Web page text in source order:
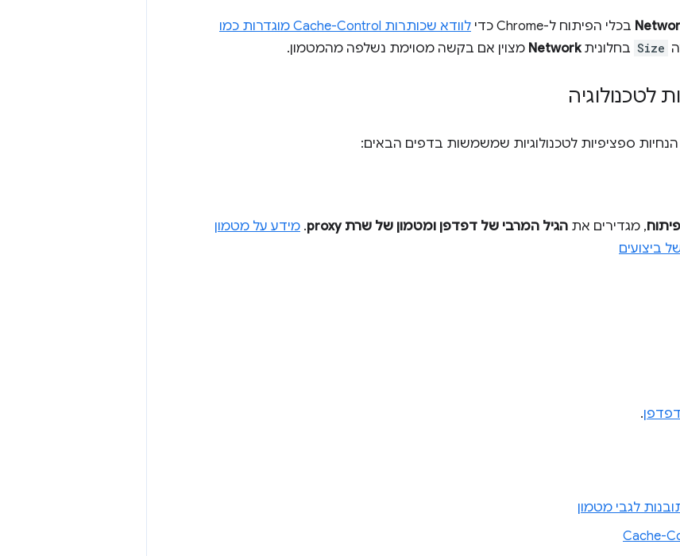
בכלי הפיתוח ל-Chrome כדי
לוודא שכותרות Cache-Control מוגדרות כמו
Size בחלוניתNetwork מצוין אם בקשה מסוימת נשלפה מהמטמון.
לטכנולוגיה
ספציפיות לטכנולוגיות שמשמשות בדפים הבאים:
, מגדירים את הגיל המרבי של דפדפן ומטמון של שרת proxy . מידע על מטמון
.
לגבי מטמון